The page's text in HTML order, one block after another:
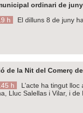
ordinari de
h
El dilluns 8 de juny
de la Nit del Comerç
h
L’acte ha tingut
Lluc Salellas i Vilar, i